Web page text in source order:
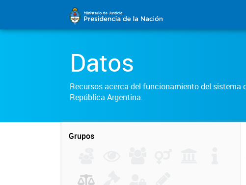
Datos
Recursos acerca del funcionamiento del sistema
República Argentina.
Grupos